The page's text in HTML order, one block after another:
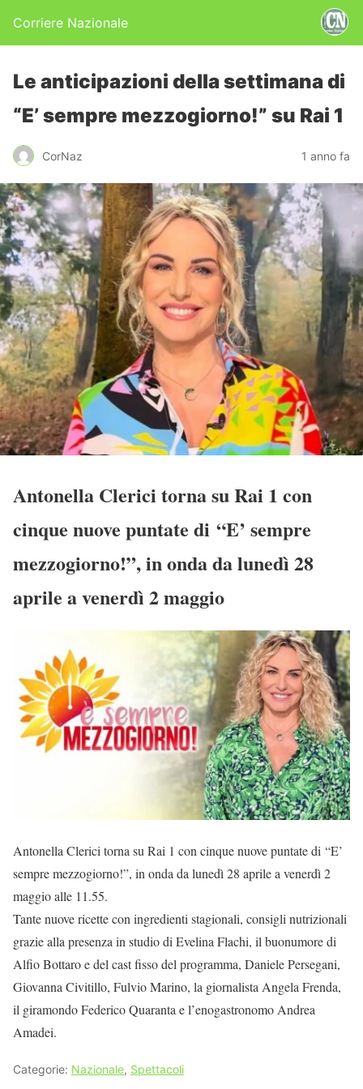
Corriere Nazionale
Le anticipazioni della settimana di
“E’ sempre mezzogiorno!” su Rai 1
CorNaz 1 anno fa
Antonella Clerici torna su Rai 1 con
cinque nuove puntate di “E’ sempre
mezzogiorno!”, in onda da lunedì 28
aprile a venerdì 2 maggio
Antonella Clerici torna su Rai 1 con cinque nuove puntate di “E’
sempre mezzogiorno!”, in onda da lunedì 28 aprile a venerdì 2
maggio alle 11.55.
Tante nuove ricette con ingredienti stagionali, consigli nutrizionali
grazie alla presenza in studio di Evelina Flachi, il buonumore di
Alfio Bottaro e del cast fisso del programma, Daniele Persegani,
Giovanna Civitillo, Fulvio Marino, la giornalista Angela Frenda,
il giramondo Federico Quaranta e l’enogastronomo Andrea
Amadei.
Categorie: Nazionale, Spettacoli